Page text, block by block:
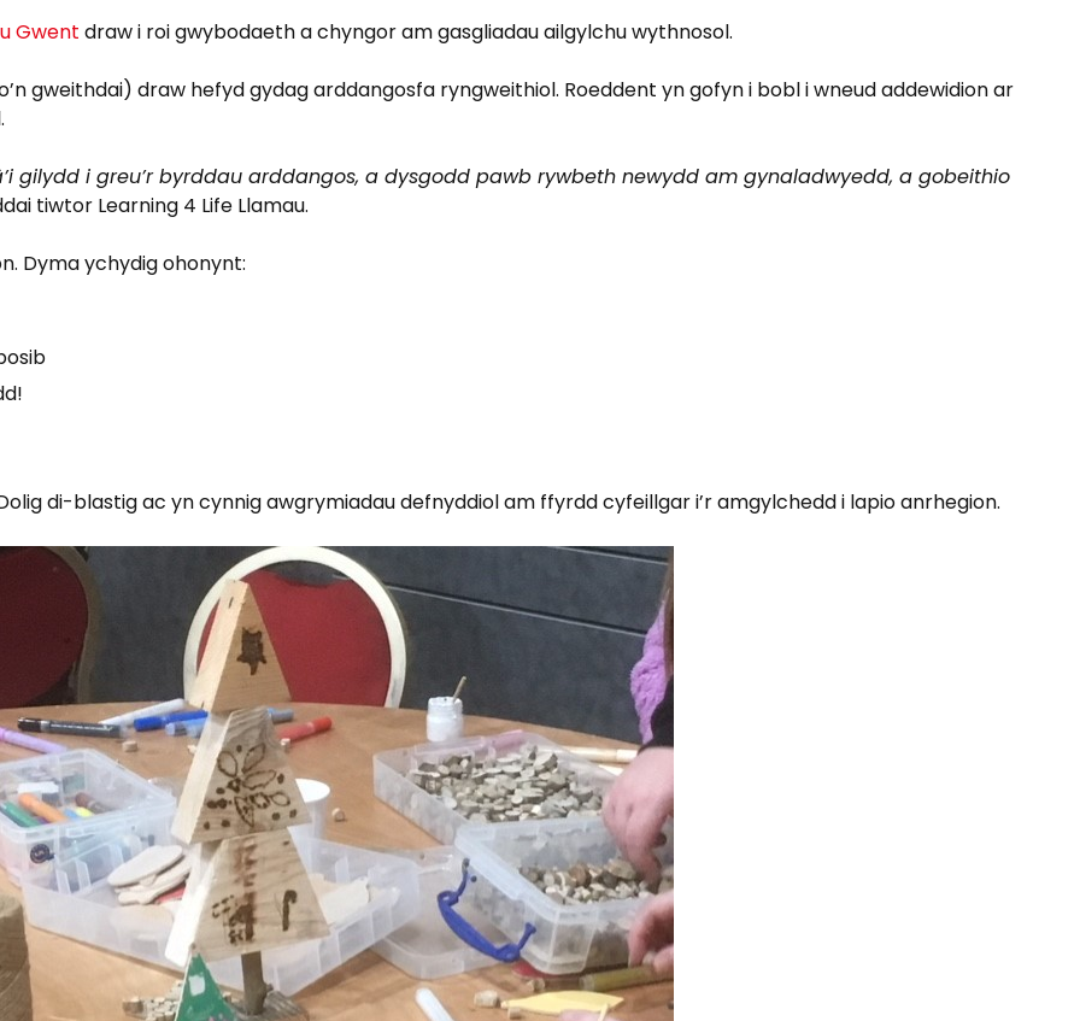
Gwent draw i roi gwybodaeth a chyngor am gasgliadau ailgylchu wythnosol.
gweithdai) draw hefyd gydag arddangosfa ryngweithiol. Roeddent yn gofyn i bobl i wneud addewidion ar
gilydd i greu’r byrddau arddangos, a dysgodd pawb rywbeth newydd am gynaladwyedd, a gobeithio
tiwtor Learning 4 Life Llamau.
Dyma ychydig ohonynt:
di-blastig ac yn cynnig awgrymiadau defnyddiol am ffyrdd cyfeillgar i’r amgylchedd i lapio anrhegion.